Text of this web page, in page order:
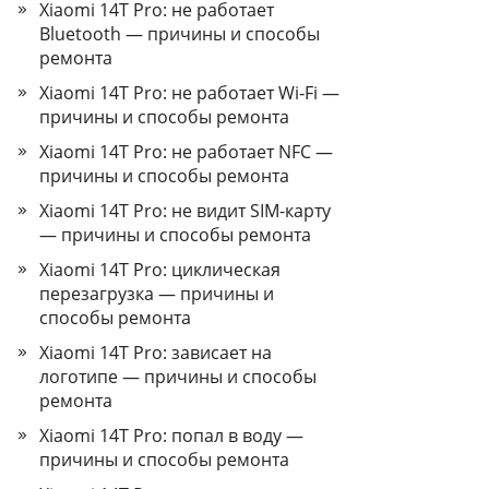
Xiaomi 14T Pro: не работает
Bluetooth — причины и способы
ремонта
Xiaomi 14T Pro: не работает Wi‑Fi —
причины и способы ремонта
Xiaomi 14T Pro: не работает NFC —
причины и способы ремонта
Xiaomi 14T Pro: не видит SIM-карту
— причины и способы ремонта
Xiaomi 14T Pro: циклическая
перезагрузка — причины и
способы ремонта
Xiaomi 14T Pro: зависает на
логотипе — причины и способы
ремонта
Xiaomi 14T Pro: попал в воду —
причины и способы ремонта